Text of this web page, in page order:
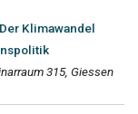
Klimawandel
315, Giessen